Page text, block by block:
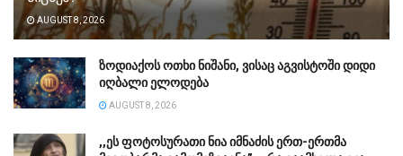
AUGUST 8, 2026
ზოდიაქოს ოთხი ნიშანი, ვისაც აგვისტოში დიდი
იღბალი ელოდება
AUGUST 8, 2026
,,ეს ფოტოსურათი ნია იმნაძის ერთ-ერთმა